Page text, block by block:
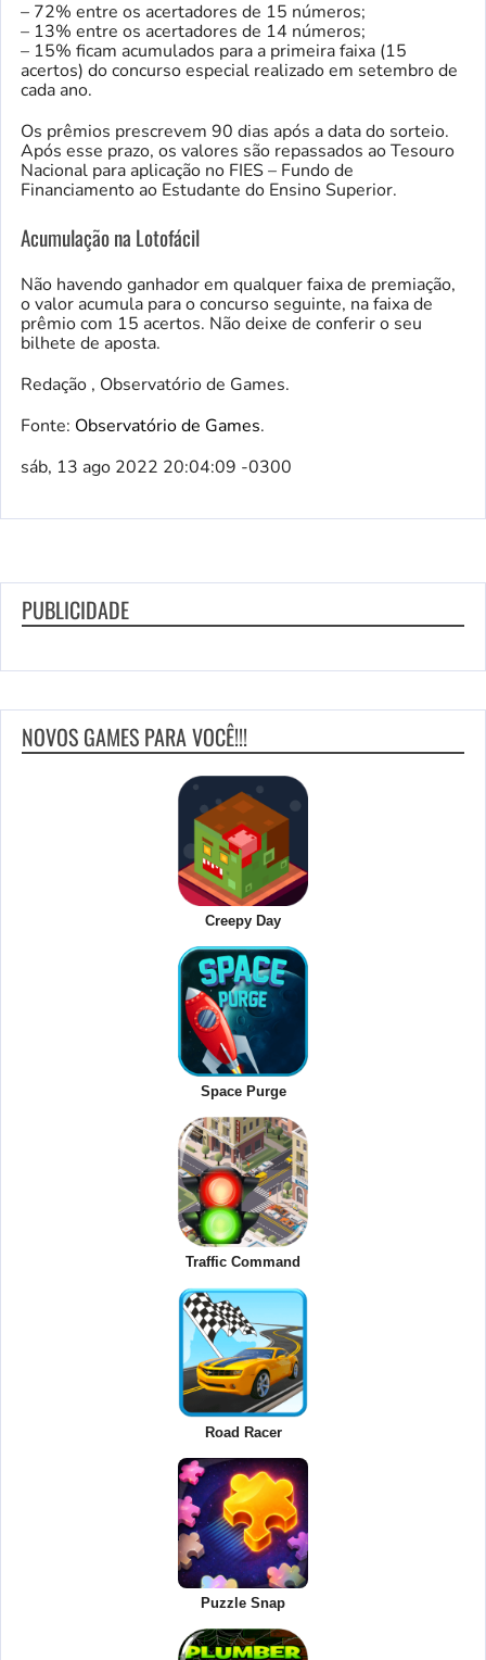
– 72% entre os acertadores de 15 números;
– 13% entre os acertadores de 14 números;
– 15% ficam acumulados para a primeira faixa (15
acertos) do concurso especial realizado em setembro de
cada ano.
Os prêmios prescrevem 90 dias após a data do sorteio.
Após esse prazo, os valores são repassados ao Tesouro
Nacional para aplicação no FIES – Fundo de
Financiamento ao Estudante do Ensino Superior.
Acumulação na Lotofácil
Não havendo ganhador em qualquer faixa de premiação,
o valor acumula para o concurso seguinte, na faixa de
prêmio com 15 acertos. Não deixe de conferir o seu
bilhete de aposta.
Redação , Observatório de Games.
Fonte: Observatório de Games.
sáb, 13 ago 2022 20:04:09 -0300
PUBLICIDADE
NOVOS GAMES PARA VOCÊ!!!
Creepy Day
Space Purge
Traffic Command
Road Racer
Puzzle Snap